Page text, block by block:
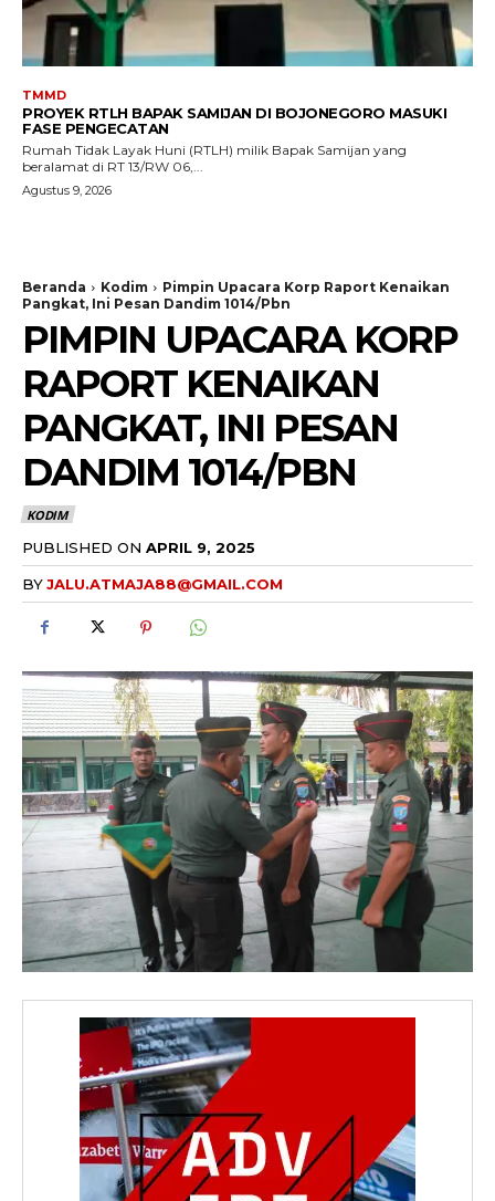
TMMD
PROYEK RTLH BAPAK SAMIJAN DI BOJONEGORO MASUKI
FASE PENGECATAN
Rumah Tidak Layak Huni (RTLH) milik Bapak Samijan yang
beralamat di RT 13/RW 06,...
Agustus 9, 2026